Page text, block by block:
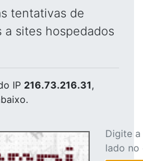
tentativas de
a sites hospedados
IP 216.73.216.31,
Digite
lado no